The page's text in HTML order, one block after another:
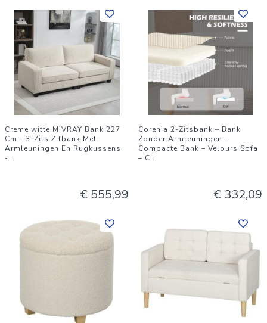
Creme witte MIVRAY Bank 227
Cm - 3-Zits Zitbank Met
Armleuningen En Rugkussens
-...
€ 555,99
Corenia 2-Zitsbank – Bank
Zonder Armleuningen –
Compacte Bank – Velours Sofa
– C...
€ 332,09